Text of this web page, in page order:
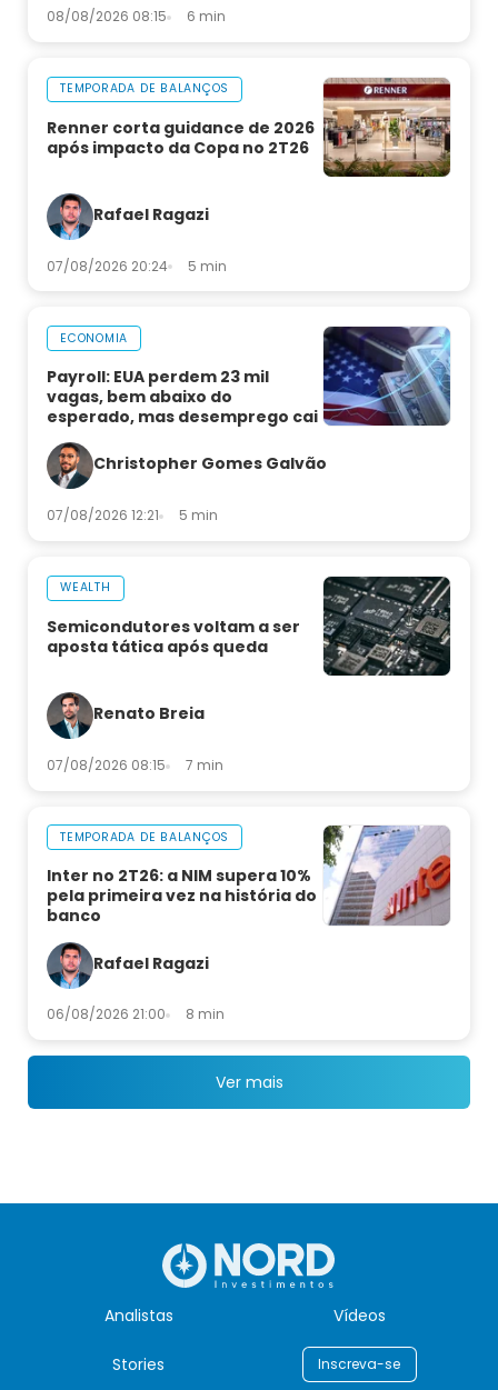
08/08/2026 08:15 6 min
TEMPORADA DE BALANÇOS
Renner corta guidance de 2026
após impacto da Copa no 2T26
Rafael Ragazi
07/08/2026 20:24 5 min
ECONOMIA
Payroll: EUA perdem 23 mil
vagas, bem abaixo do
esperado, mas desemprego cai
Christopher Gomes Galvão
07/08/2026 12:21 5 min
WEALTH
Semicondutores voltam a ser
aposta tática após queda
Renato Breia
07/08/2026 08:15 7 min
TEMPORADA DE BALANÇOS
Inter no 2T26: a NIM supera 10%
pela primeira vez na história do
banco
Rafael Ragazi
06/08/2026 21:00 8 min
Ver mais
Analistas Vídeos
Stories Inscreva-se